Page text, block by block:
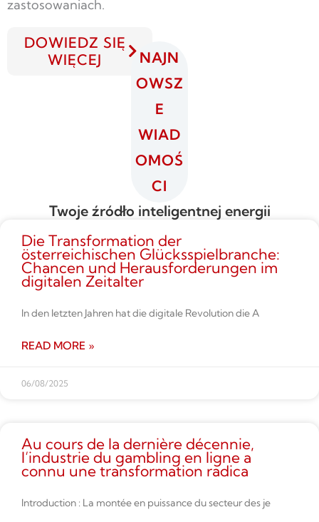
zastosowaniach.
DOWIEDZ SIĘ
WIĘCEJ
NAJN
OWSZ
E
WIAD
OMOŚ
CI
Twoje źródło inteligentnej energii
Die Transformation der
österreichischen Glücksspielbranche:
Chancen und Herausforderungen im
digitalen Zeitalter
In den letzten Jahren hat die digitale Revolution die A
READ MORE »
06/08/2025
Au cours de la dernière décennie,
l’industrie du gambling en ligne a
connu une transformation radica
Introduction : La montée en puissance du secteur des je